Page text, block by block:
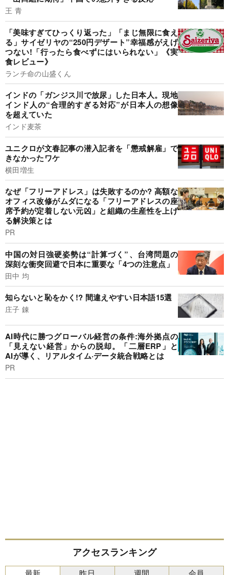
王 青
「美味すぎてひっくり返った」「まじ無限に食え
る」サイゼリヤの“250円デザート”幸福感がえげ
つない!「行ったら食べずにはいられない」《実
食レビュー》
ランチ命の山盛くん
インドの「ガンジス川で放尿」した日本人。現地
インド人の“合理的すぎる対応”が日本人の想像
を超えていた
インド麦茶
ユニクロが文春記事の潜入記者を「懲戒解雇」で
きなかったワケ
横田増生
なぜ「フリーアドレス」は失敗するのか? 高額な
オフィス改修がムダになる「フリーアドレスの座
席予約が定着しない元凶」と組織の生産性を上げ
る解決策とは
PR
中国の対日強硬姿勢は“計算づく”、台湾問題の
深刻な衝突回避で日本に重要な「4つの注意点」
田中 均
知らないと恥をかく!? 間違えやすい日本語15選
庄子 錬
AI時代に勝つグローバル経営の条件:海外拠点の
「見えない経営」からの脱却。「二層ERP」と
AIが導く、リアルタイム·データ統合戦略とは
PR
アクセスランキング
最新 昨日 週間 会員